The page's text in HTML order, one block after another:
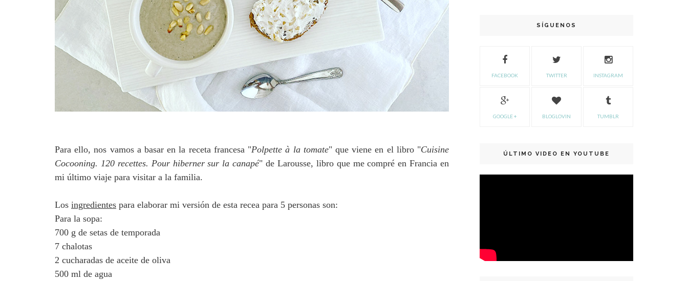
Para ello, nos vamos a basar en la receta francesa "Polpette à la tomate" que viene en el libro "Cuisine
Cocooning. 120 recettes. Pour hiberner sur la canapé" de Larousse, libro que me compré en Francia en
mi último viaje para visitar a la familia.
Los ingredientes para elaborar mi versión de esta recea para 5 personas son:
Para la sopa:
700 g de setas de temporada
7 chalotas
2 cucharadas de aceite de oliva
500 ml de agua
SÍGUENOS
FACEBOOK TWITTER INSTAGRAM
GOOGLE + BLOGLOVIN TUMBLR
ÚLTIMO VIDEO EN YOUTUBE